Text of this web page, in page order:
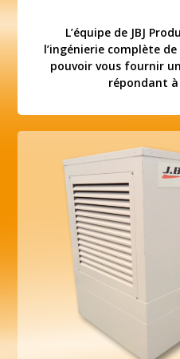
L’équipe de JBJ
l’ingénierie complète
pouvoir vous fournir
répondant à